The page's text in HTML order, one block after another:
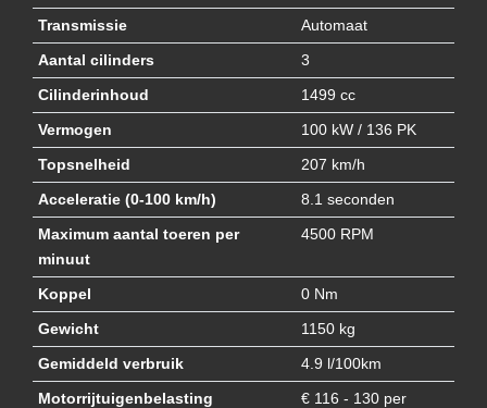
Transmissie
Automaat
Aantal cilinders
3
Cilinderinhoud
1499 cc
Vermogen
100 kW / 136 PK
Topsnelheid
207 km/h
Acceleratie (0-100 km/h)
8.1 seconden
Maximum aantal toeren per
minuut
4500 RPM
Koppel
0 Nm
Gewicht
1150 kg
Gemiddeld verbruik
4.9 l/100km
Motorrijtuigenbelasting
€ 116 - 130 per